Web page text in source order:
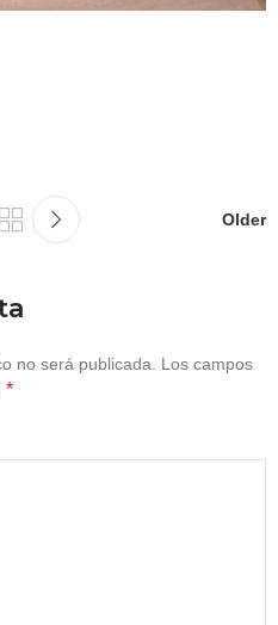
Older
no será publicada. Los campos
*